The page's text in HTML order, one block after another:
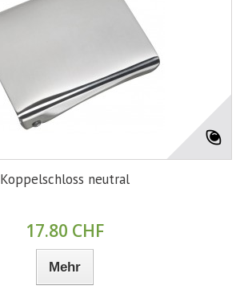
Koppelschloss neutral
17.80 CHF
Mehr